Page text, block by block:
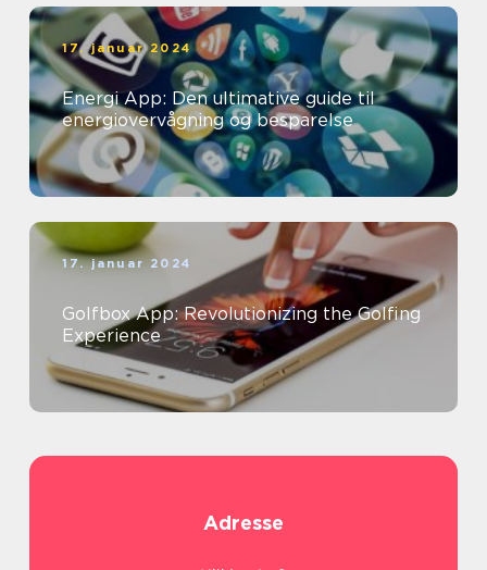
17. januar 2024
Energi App: Den ultimative guide til
energiovervågning og besparelse
17. januar 2024
Golfbox App: Revolutionizing the Golfing
Experience
Adresse